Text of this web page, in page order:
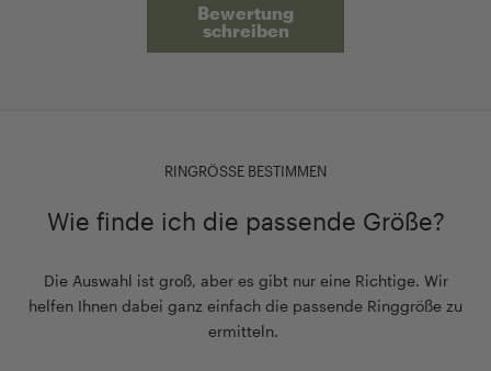
Bewertung
schreiben
RINGRÖSSE BESTIMMEN
Wie finde ich die passende Größe?
Die Auswahl ist groß, aber es gibt nur eine Richtige. Wir
helfen Ihnen dabei ganz einfach die passende Ringgröße zu
ermitteln.